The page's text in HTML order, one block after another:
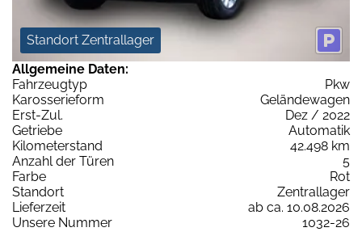
Standort Zentrallager
Allgemeine Daten:
Fahrzeugtyp
Pkw
Karosserieform
Geländewagen
Erst-Zul.
Dez / 2022
Getriebe
Automatik
Kilometerstand
42.498 km
Anzahl der Türen
5
Farbe
Rot
Standort
Zentrallager
Lieferzeit
ab ca. 10.08.2026
Unsere Nummer
1032-26